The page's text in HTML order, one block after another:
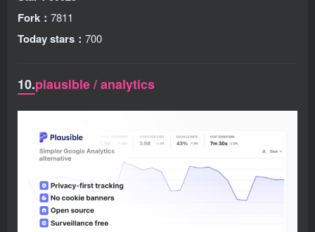
Fork： 7811
Today stars： 700
10.plausible / analytics